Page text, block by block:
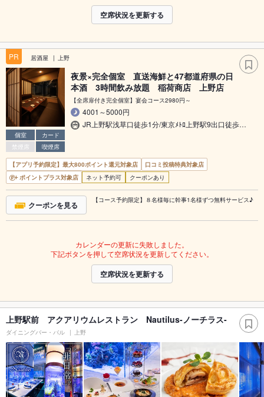
空席状況を更新する
PR 居酒屋 上野
個室
カード
禁煙席
喫煙席
夜景×完全個室 直送海鮮と47都道府県の日
本酒 3時間飲み放題 稲荷商店 上野店
【全席扉付き完全個室】宴会コース2980円～
4001～5000円
JR上野駅浅草口徒歩1分/東京ﾒﾄﾛ上野駅9出口徒歩…
【アプリ予約限定】最大800ポイント還元対象店
口コミ投稿特典対象店
ポイントプラス対象店
ネット予約可 クーポンあり
クーポンを見る 【コース予約限定】８名様毎に幹事1名様ずつ無料サービス♪
カレンダーの更新に失敗しました。
下記ボタンを押して空席状況を更新してください。
空席状況を更新する
上野駅前 アクアリウムレストラン Nautilus-ノーチラス-
ダイニングバー・バル 上野